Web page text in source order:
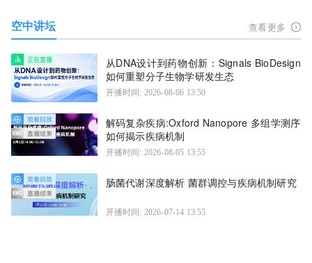
空中讲坛 查看更多
从DNA设计到药物创新：Signals BioDesign
如何重塑分子生物学研发生态
开播时间: 2026-08-06 13:50
解码复杂疾病:Oxford Nanopore 多组学测序
如何揭示疾病机制
开播时间: 2026-08-05 13:55
肠菌代谢深度解析 菌群调控与疾病机制研究
开播时间: 2026-07-14 13:55